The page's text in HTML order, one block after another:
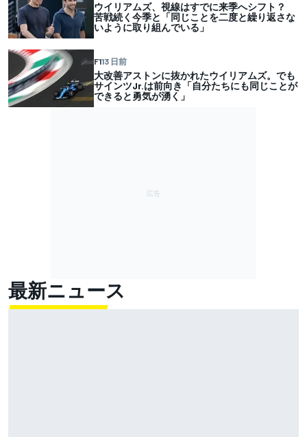
ウイリアムズ、視線はすでに来季へシフト？
苦戦続く今季と「同じことを二度と繰り返さな
いように取り組んでいる」
F113 日前
大改善アストンに抜かれたウイリアムズ。でも
サインツJr.は前向き「自分たちにも同じことが
できると勇気が湧く」
最新ニュース